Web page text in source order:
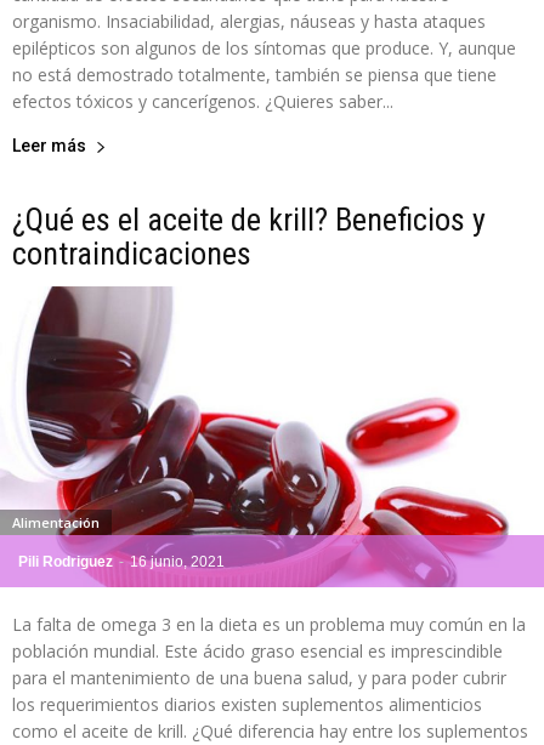
organismo. Insaciabilidad, alergias, náuseas y hasta ataques
epilépticos son algunos de los síntomas que produce. Y, aunque
no está demostrado totalmente, también se piensa que tiene
efectos tóxicos y cancerígenos. ¿Quieres saber...
Leer más
¿Qué es el aceite de krill? Beneficios y
contraindicaciones
Pili Rodriguez - 16 junio, 2021
Alimentación
La falta de omega 3 en la dieta es un problema muy común en la
población mundial. Este ácido graso esencial es imprescindible
para el mantenimiento de una buena salud, y para poder cubrir
los requerimientos diarios existen suplementos alimenticios
como el aceite de krill. ¿Qué diferencia hay entre los suplementos